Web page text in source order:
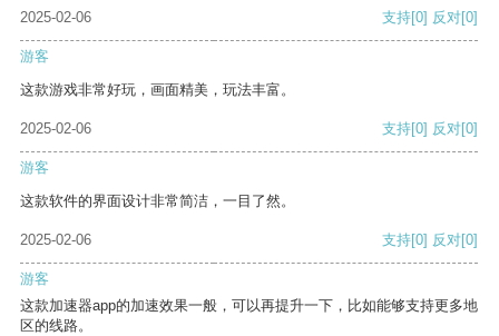
2025-02-06 支持[0] 反对[0]
游客
这款游戏非常好玩，画面精美，玩法丰富。
2025-02-06 支持[0] 反对[0]
游客
这款软件的界面设计非常简洁，一目了然。
2025-02-06 支持[0] 反对[0]
游客
这款加速器app的加速效果一般，可以再提升一下，比如能够支持更多地
区的线路。